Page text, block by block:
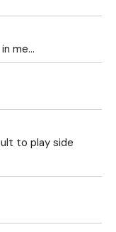
me...
to play side